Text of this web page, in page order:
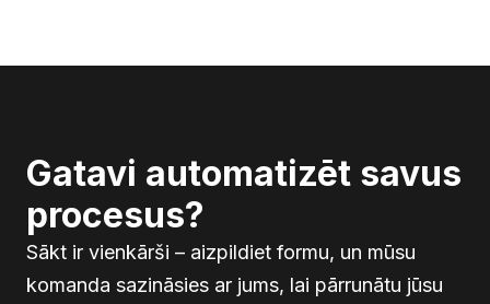
Gatavi automatizēt savus
procesus?
Sākt ir vienkārši – aizpildiet formu, un mūsu
komanda sazināsies ar jums, lai pārrunātu jūsu